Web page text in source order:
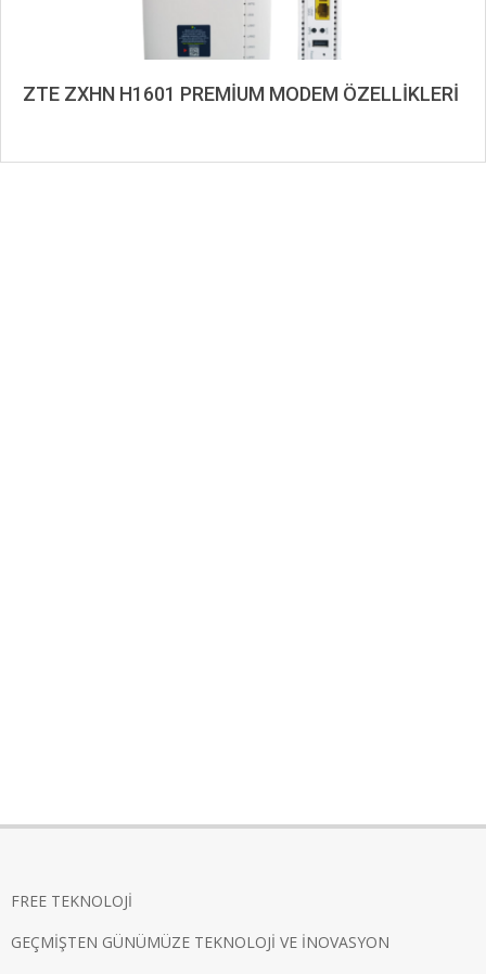
ZTE ZXHN H1601 PREMİUM MODEM ÖZELLİKLERİ
FREE TEKNOLOJİ
GEÇMİŞTEN GÜNÜMÜZE TEKNOLOJİ VE İNOVASYON